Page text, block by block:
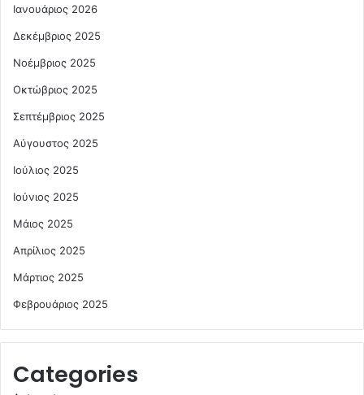
Ιανουάριος 2026
Δεκέμβριος 2025
Νοέμβριος 2025
Οκτώβριος 2025
Σεπτέμβριος 2025
Αύγουστος 2025
Ιούλιος 2025
Ιούνιος 2025
Μάιος 2025
Απρίλιος 2025
Μάρτιος 2025
Φεβρουάριος 2025
Categories